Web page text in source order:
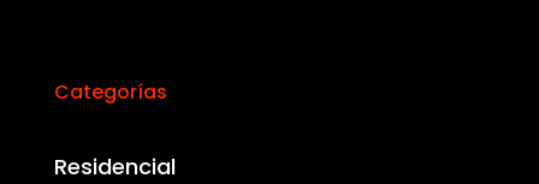
Categorías
Residencial